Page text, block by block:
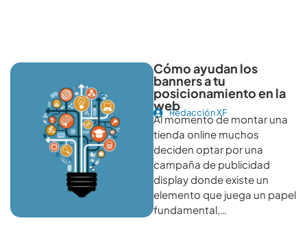
Cómo ayudan los
banners a tu
posicionamiento en la
webRedacción XF
Al momento de montar una
tienda online muchos
deciden optar por una
campaña de publicidad
display donde existe un
elemento que juega un papel
fundamental,…